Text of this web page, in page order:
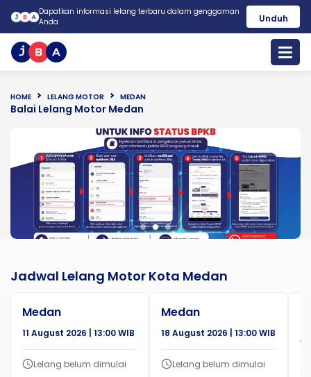
Dapatkan informasi lelang terbaru dalam genggaman
Anda
Unduh
HOME LELANG MOTOR MEDAN
Balai Lelang Motor Medan
Jadwal Lelang Motor Kota Medan
Medan
11 August 2026 | 13:00 WIB
Lelang belum dimulai
Medan
18 August 2026 | 13:00 WIB
Lelang belum dimulai